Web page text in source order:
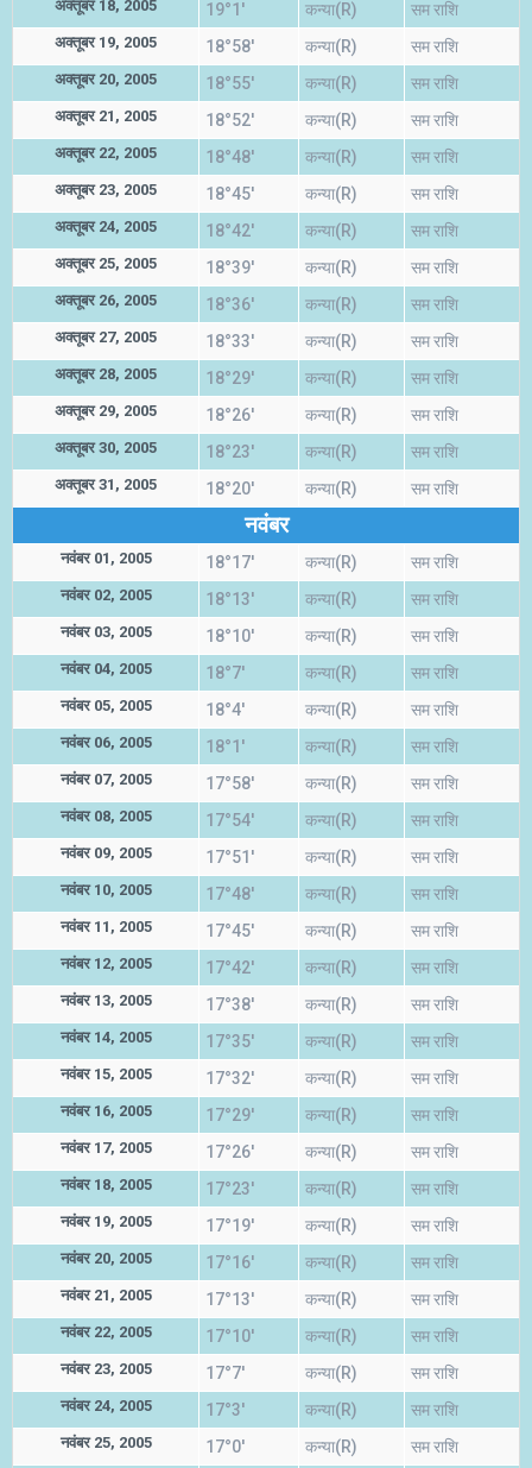
अक्तूबर 18, 2005 19°1' कन्या(R) सम राशि
अक्तूबर 19, 2005 18°58' कन्या(R) सम राशि
अक्तूबर 20, 2005 18°55' कन्या(R) सम राशि
अक्तूबर 21, 2005 18°52' कन्या(R) सम राशि
अक्तूबर 22, 2005 18°48' कन्या(R) सम राशि
अक्तूबर 23, 2005 18°45' कन्या(R) सम राशि
अक्तूबर 24, 2005 18°42' कन्या(R) सम राशि
अक्तूबर 25, 2005 18°39' कन्या(R) सम राशि
अक्तूबर 26, 2005 18°36' कन्या(R) सम राशि
अक्तूबर 27, 2005 18°33' कन्या(R) सम राशि
अक्तूबर 28, 2005 18°29' कन्या(R) सम राशि
अक्तूबर 29, 2005 18°26' कन्या(R) सम राशि
अक्तूबर 30, 2005 18°23' कन्या(R) सम राशि
अक्तूबर 31, 2005 18°20' कन्या(R) सम राशि
नवंबर
नवंबर 01, 2005 18°17' कन्या(R) सम राशि
नवंबर 02, 2005 18°13' कन्या(R) सम राशि
नवंबर 03, 2005 18°10' कन्या(R) सम राशि
नवंबर 04, 2005 18°7' कन्या(R) सम राशि
नवंबर 05, 2005 18°4' कन्या(R) सम राशि
नवंबर 06, 2005 18°1' कन्या(R) सम राशि
नवंबर 07, 2005 17°58' कन्या(R) सम राशि
नवंबर 08, 2005 17°54' कन्या(R) सम राशि
नवंबर 09, 2005 17°51' कन्या(R) सम राशि
नवंबर 10, 2005 17°48' कन्या(R) सम राशि
नवंबर 11, 2005 17°45' कन्या(R) सम राशि
नवंबर 12, 2005 17°42' कन्या(R) सम राशि
नवंबर 13, 2005 17°38' कन्या(R) सम राशि
नवंबर 14, 2005 17°35' कन्या(R) सम राशि
नवंबर 15, 2005 17°32' कन्या(R) सम राशि
नवंबर 16, 2005 17°29' कन्या(R) सम राशि
नवंबर 17, 2005 17°26' कन्या(R) सम राशि
नवंबर 18, 2005 17°23' कन्या(R) सम राशि
नवंबर 19, 2005 17°19' कन्या(R) सम राशि
नवंबर 20, 2005 17°16' कन्या(R) सम राशि
नवंबर 21, 2005 17°13' कन्या(R) सम राशि
नवंबर 22, 2005 17°10' कन्या(R) सम राशि
नवंबर 23, 2005 17°7' कन्या(R) सम राशि
नवंबर 24, 2005 17°3' कन्या(R) सम राशि
नवंबर 25, 2005 17°0' कन्या(R) सम राशि